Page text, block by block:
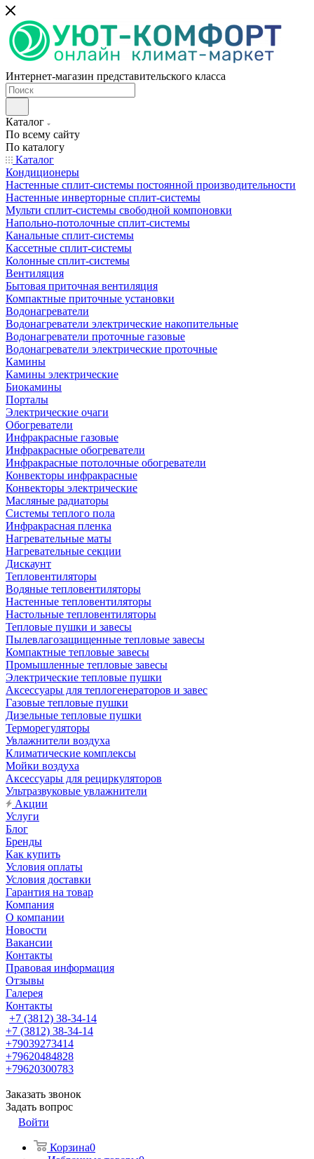
Интернет-магазин представительского класса
Каталог
По всему сайту
По каталогу
Каталог
Кондиционеры
Настенные сплит-системы постоянной производительности
Настенные инверторные сплит-системы
Мульти сплит-системы свободной компоновки
Напольно-потолочные сплит-системы
Канальные сплит-системы
Кассетные сплит-системы
Колонные сплит-системы
Вентиляция
Бытовая приточная вентиляция
Компактные приточные установки
Водонагреватели
Водонагреватели электрические накопительные
Водонагреватели проточные газовые
Водонагреватели электрические проточные
Камины
Камины электрические
Биокамины
Порталы
Электрические очаги
Обогреватели
Инфракрасные газовые
Инфракрасные обогреватели
Инфракрасные потолочные обогреватели
Конвекторы инфракрасные
Конвекторы электрические
Масляные радиаторы
Системы теплого пола
Инфракрасная пленка
Нагревательные маты
Нагревательные секции
Дискаунт
Тепловентиляторы
Водяные тепловентиляторы
Настенные тепловентиляторы
Настольные тепловентиляторы
Тепловые пушки и завесы
Пылевлагозащищенные тепловые завесы
Компактные тепловые завесы
Промышленные тепловые завесы
Электрические тепловые пушки
Аксессуары для теплогенераторов и завес
Газовые тепловые пушки
Дизельные тепловые пушки
Терморегуляторы
Увлажнители воздуха
Климатические комплексы
Мойки воздуха
Аксессуары для рециркуляторов
Ультразвуковые увлажнители
Акции
Услуги
Блог
Бренды
Как купить
Условия оплаты
Условия доставки
Гарантия на товар
Компания
О компании
Новости
Вакансии
Контакты
Правовая информация
Отзывы
Галерея
Контакты
+7 (3812) 38-34-14
+7 (3812) 38-34-14
+79039273414
+79620484828
+79620300783
Заказать звонок
Задать вопрос
Войти
Корзина0